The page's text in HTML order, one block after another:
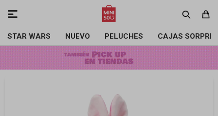
STAR WARS NUEVO PELUCHES CAJAS
